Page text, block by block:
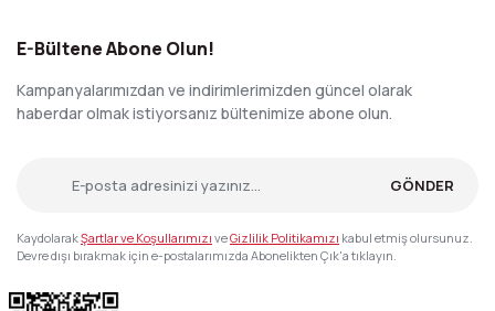
E-Bültene Abone Olun!
Kampanyalarımızdan ve indirimlerimizden güncel olarak
haberdar olmak istiyorsanız bültenimize abone olun.
GÖNDER
KaydolarakŞartlar ve Koşullarımızı veGizlilik Politikamızı kabul etmiş olursunuz.
Devre dışı bırakmak için e-postalarımızda Abonelikten Çık'a tıklayın.